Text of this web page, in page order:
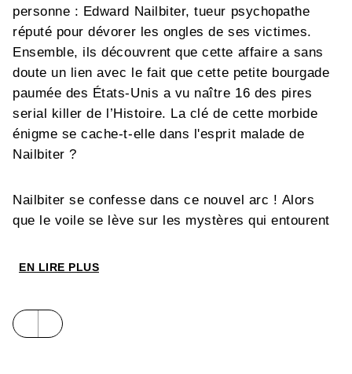
personne : Edward Nailbiter, tueur psychopathe
réputé pour dévorer les ongles de ses victimes.
Ensemble, ils découvrent que cette affaire a sans
doute un lien avec le fait que cette petite bourgade
paumée des États-Unis a vu naître 16 des pires
serial killer de l’Histoire. La clé de cette morbide
énigme se cache-t-elle dans l'esprit malade de
Nailbiter ?
Nailbiter se confesse dans ce nouvel arc ! Alors
que le voile se lève sur les mystères qui entourent
pesante... Aurez-vous le courage de venir à bout de
EN LIRE PLUS